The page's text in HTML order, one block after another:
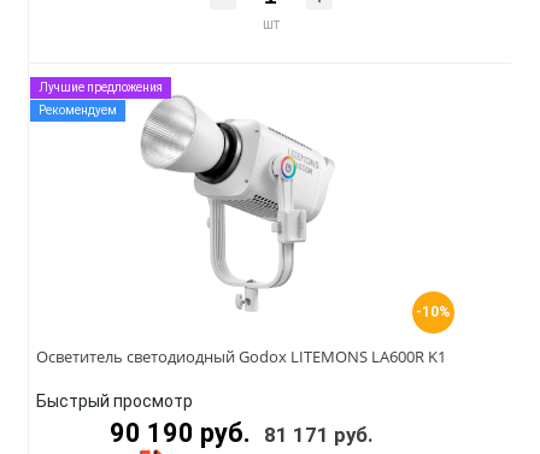
шт
-10%
Лучшие предложения
Рекомендуем
Осветитель светодиодный Godox LITEMONS LA600R K1
Быстрый просмотр
90 190 руб. 81 171 руб.